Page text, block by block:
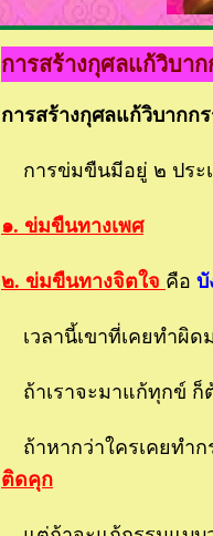
การสร้างกุศลแก้วิบา
การสร้างกุศลแก้วิบากก
การข่มขืนมีอยู่ ๒ ประ
๑. ข่มขืนทางเพศ
๒. ข่มขืนทางจิตใจ คือ บั
เวลานี้เขาที่เคยทำผิด
ถ้าเราจะมาแก้ทุกข์ ก็
ถ้าหากว่าใครเคยทำก
ติดคุก